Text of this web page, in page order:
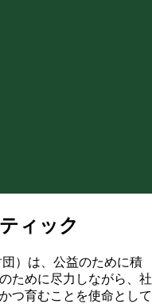
ィック
）は、公益のために積
ために尽力しながら、社
つ育むことを使命として